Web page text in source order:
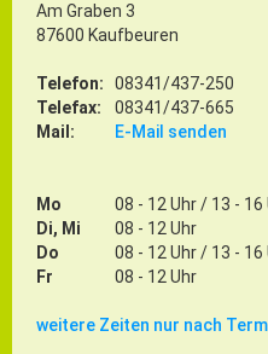
Am Graben 3
87600 Kaufbeuren
Telefon:
08341/437-250
Telefax:
08341/437-665
Mail:
E-Mail senden
Mo
08 - 12 Uhr / 13 - 16
Di, Mi
08 - 12 Uhr
Do
08 - 12 Uhr / 13 - 16
Fr
08 - 12 Uhr
weitere Zeiten nur nach